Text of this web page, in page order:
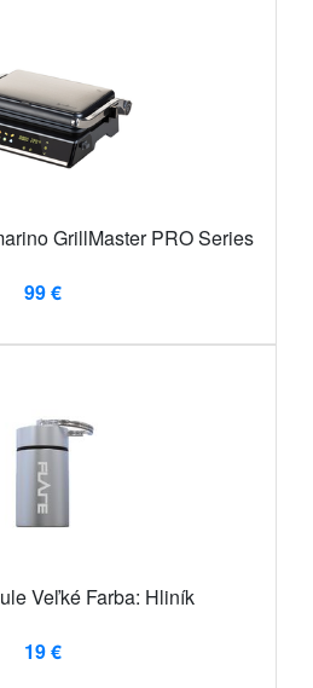
GrillMaster PRO Series
99 €
Veľké Farba: Hliník
19 €